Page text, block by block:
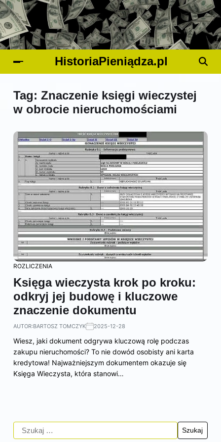
HistoriaPieniądza.pl
Tag: Znaczenie księgi wieczystej
w obrocie nieruchomościami
ROZLICZENIA
Księga wieczysta krok po kroku:
odkryj jej budowę i kluczowe
znaczenie dokumentu
AUTOR:BARTOSZ TOMCZYK 2025-12-28
Wiesz, jaki dokument odgrywa kluczową rolę podczas
zakupu nieruchomości? To nie dowód osobisty ani karta
kredytowa! Najważniejszym dokumentem okazuje się
Księga Wieczysta, która stanowi…